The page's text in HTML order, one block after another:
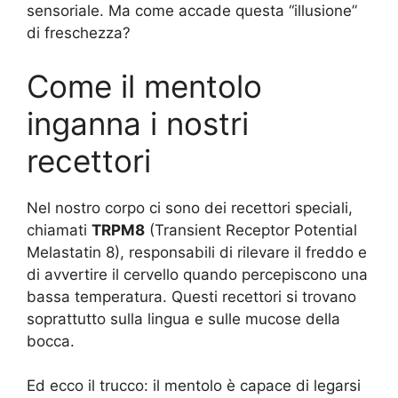
sensoriale. Ma come accade questa “illusione”
di freschezza?
Come il mentolo
inganna i nostri
recettori
Nel nostro corpo ci sono dei recettori speciali,
chiamati TRPM8 (Transient Receptor Potential
Melastatin 8), responsabili di rilevare il freddo e
di avvertire il cervello quando percepiscono una
bassa temperatura. Questi recettori si trovano
soprattutto sulla lingua e sulle mucose della
bocca.
Ed ecco il trucco: il mentolo è capace di legarsi